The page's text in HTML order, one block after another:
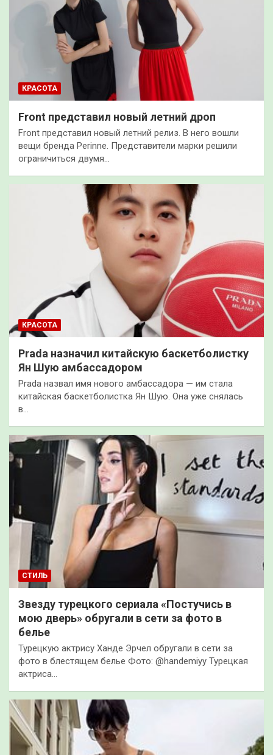
КРАСОТА
Front представил новый летний дроп
Front представил новый летний релиз. В него вошли
вещи бренда Perinne. Представители марки решили
ограничиться двумя…
КРАСОТА
Prada назначил китайскую баскетболистку
Ян Шую амбассадором
Prada назвал имя нового амбассадора — им стала
китайская баскетболистка Ян Шую. Она уже снялась
в…
СТИЛЬ
Звезду турецкого сериала «Постучись в
мою дверь» обругали в сети за фото в
белье
Турецкую актрису Ханде Эрчел обругали в сети за
фото в блестящем белье Фото: @handemiyy Турецкая
актриса…